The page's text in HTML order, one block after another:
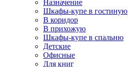
Назначение
Шкафы-купе в гостиную
В коридор
В прихожую
Шкафы-купе в спальню
Детские
Офисные
Для книг